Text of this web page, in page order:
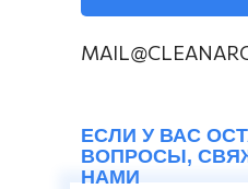
ЕСЛИ У ВАС
ВОПРОСЫ,
НАМИ